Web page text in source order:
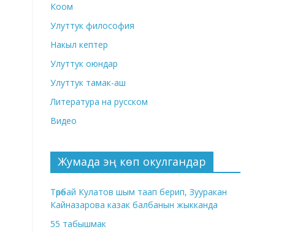
Коом
Улуттук философия
Накыл кептер
Улуттук оюндар
Улуттук тамак-аш
Литература на русском
Видео
Жумада эң көп окулгандар
Төрөбай Кулатов шым таап берип, Зууракан
Кайназарова казак балбанын жыкканда
55 табышмак